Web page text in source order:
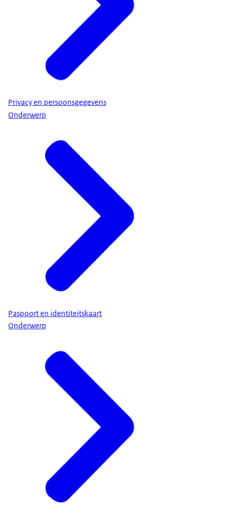
Privacy en persoonsgegevens
Onderwerp
Paspoort en identiteitskaart
Onderwerp